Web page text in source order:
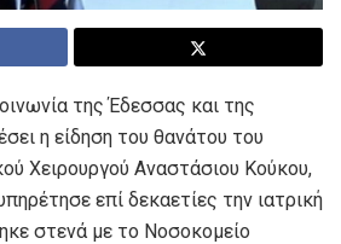
της Έδεσσας και της
η είδηση του θανάτου του
Χειρουργού Αναστάσιου Κούκου,
επί δεκαετίες την ιατρική
στενά με το Νοσοκομείο